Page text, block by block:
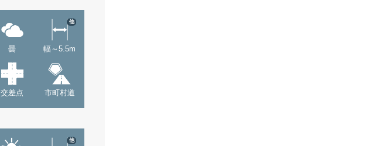
曇 幅～5.5m
他
交差点 市町村道
他